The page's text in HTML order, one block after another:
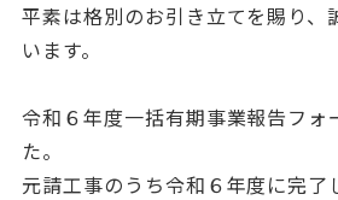
雇用関係の助成金申請
平素は格別のお引き立てを賜り、
います。
令和６年度一括有期事業報告フォ
た。
元請工事のうち令和６年度に完了